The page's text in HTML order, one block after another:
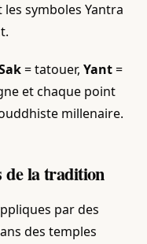
symboles Yantra
= tatouer, Yant=
et chaque point
millenaire.
de la tradition
par des
des temples